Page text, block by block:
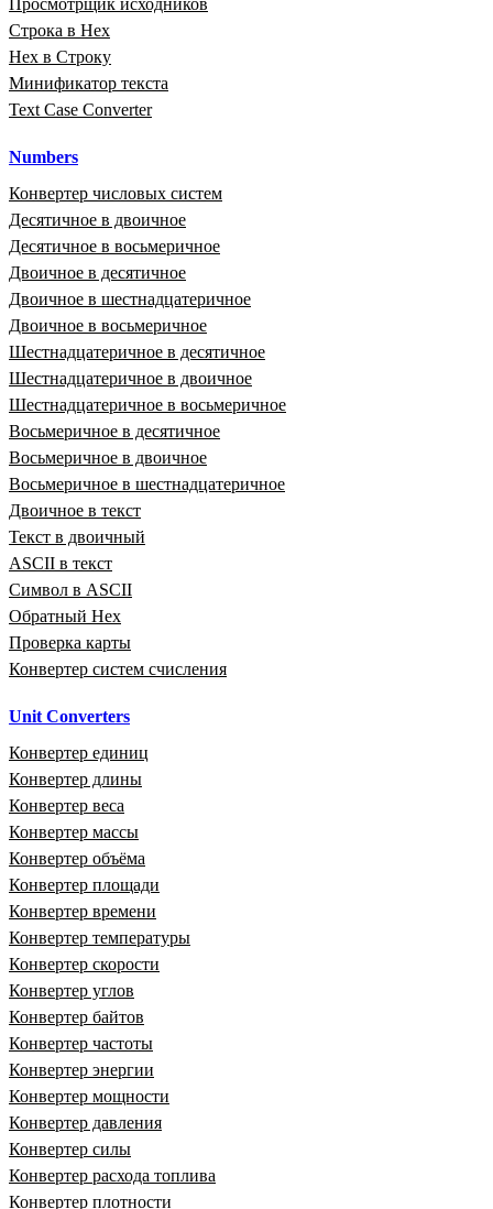
Строка в Hex
Hex в Строку
Минификатор текста
Text Case Converter
Numbers
Конвертер числовых систем
Десятичное в двоичное
Десятичное в восьмеричное
Двоичное в десятичное
Двоичное в шестнадцатеричное
Двоичное в восьмеричное
Шестнадцатеричное в десятичное
Шестнадцатеричное в двоичное
Шестнадцатеричное в восьмеричное
Восьмеричное в десятичное
Восьмеричное в двоичное
Восьмеричное в шестнадцатеричное
Двоичное в текст
Текст в двоичный
ASCII в текст
Символ в ASCII
Обратный Hex
Проверка карты
Конвертер систем счисления
Unit Converters
Конвертер единиц
Конвертер длины
Конвертер веса
Конвертер массы
Конвертер объёма
Конвертер площади
Конвертер времени
Конвертер температуры
Конвертер скорости
Конвертер углов
Конвертер байтов
Конвертер частоты
Конвертер энергии
Конвертер мощности
Конвертер давления
Конвертер силы
Конвертер расхода топлива
Конвертер плотности